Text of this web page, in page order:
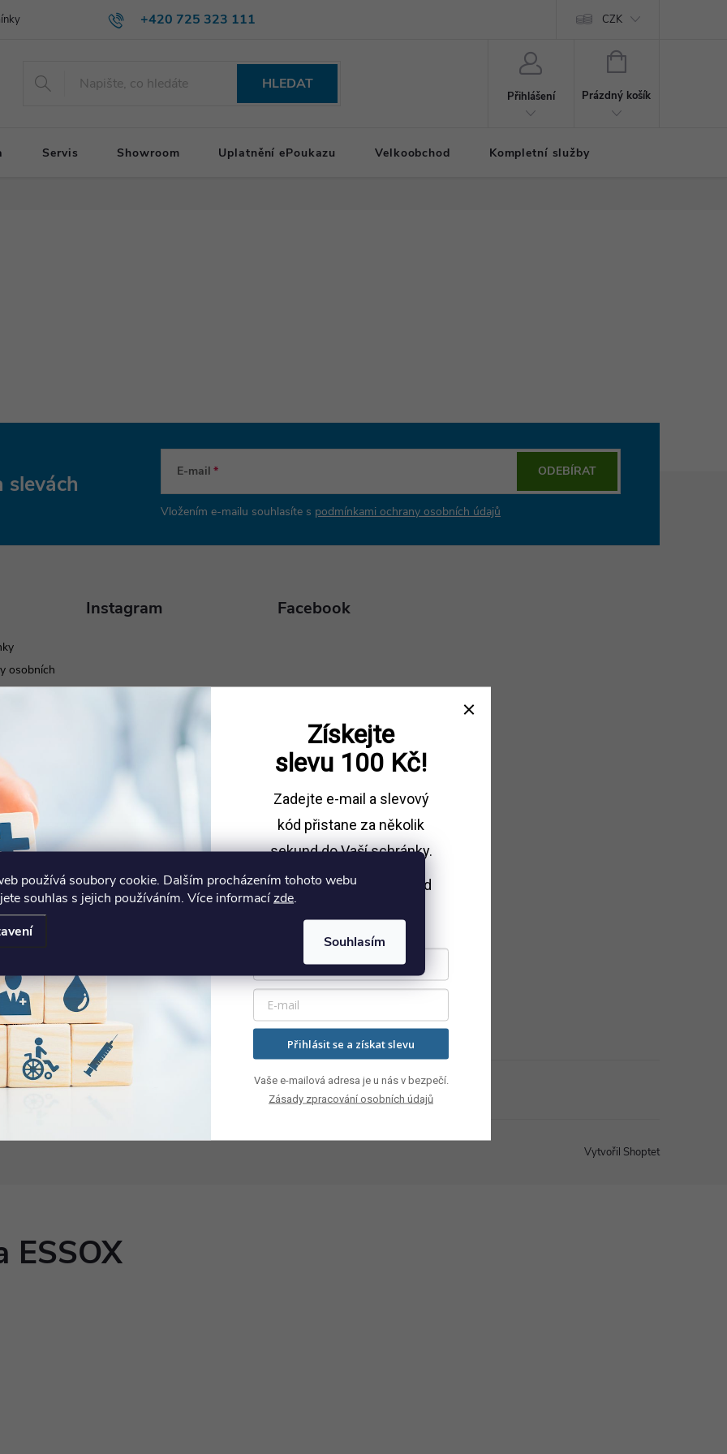
používá soubory cookie. Dalším procházením tohoto webu
souhlas s jejich používáním. Více informacízde.
Souhlasím
+420 725 323 111 CZK
HLEDAT
Přihlášení
NÁKUPNÍ
Prázdný košík
Servis Showroom Uplatnění ePoukazu Velkoobchod Kompletní služby
slevách E-mail
Vložením e-mailu souhlasíte s podmínkami ochrany osobních údajů
ODEBÍRAT
osobních
zboží
na
Instagram
Sledovat na Instagramu
Facebook
111
Vytvořil Shoptet
ESSOX
Získejte
slevu 100 Kč!
Zadejte e-mail a slevový
kód přistane za několik
sekund do Vaší schránky.
Sleva platí při nákupu
nad
Přihlásit se a získat slevu
Vaše e-mailová adresa je u nás v bezpečí.
Zásady zpracování osobních údajů